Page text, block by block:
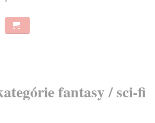
fantasy / sci-fi